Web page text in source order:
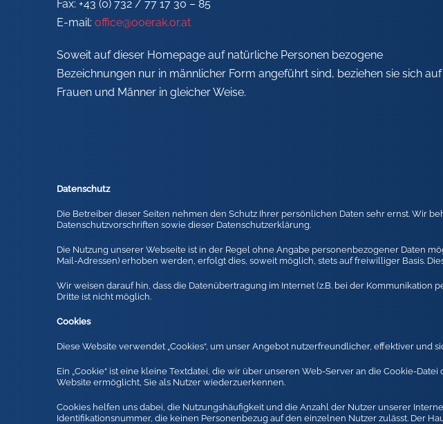
Fax: +43 (0) 732 / 77 17 30 – 85
E-mail: office@ooerak.or.at
Soweit auf dieser Homepage auf natürliche Personen bezogene
Bezeichnungen nur in männlicher Form angeführt sind, beziehen sie sich auf
Frauen und Männer in gleicher Weise.
Datenschutz
Die Betreiber dieser Seiten nehmen den Schutz Ihrer persönlichen Daten sehr ernst. Wir
Datenschutzvorschriften sowie dieser Datenschutzerklärung.
Die Nutzung unserer Webseite ist in der Regel ohne Angabe personenbezogener Daten
Mail-Adressen) erhoben werden, erfolgt dies, soweit möglich, stets auf freiwilliger Basis.
Wir weisen darauf hin, dass die Datenübertragung im Internet (z.B. bei der
Dritte ist nicht möglich.
Cookies
Diese Website verwendet „Cookies“, um unser Angebot nutzerfreundlicher, effektiver und
Ein „Cookie“ ist eine kleine Textdatei, die wir über unseren Web-Server an die Cookie-
Website ermöglicht, Sie als Nutzer wiederzuerkennen.
Cookies helfen uns dabei, die Nutzungshäufigkeit und die Anzahl der Nutzer unserer
Identifikationsnummer, die keinen Personenbezug auf den einzelnen Nutzer zulässt. Der